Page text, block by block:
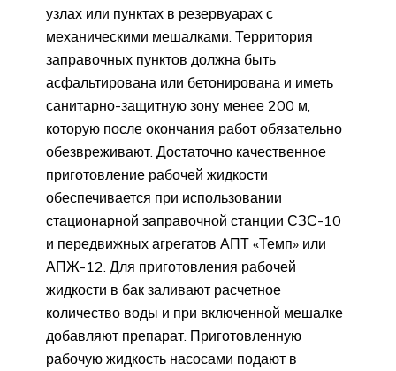
узлах или пунктах в резервуарах с
механическими мешалками. Территория
заправочных пунктов должна быть
асфальтирована или бетонирована и иметь
санитарно-защитную зону менее 200 м,
которую после окончания работ обязательно
обезвреживают. Достаточно качественное
приготовление рабочей жидкости
обеспечивается при использовании
стационарной заправочной станции СЗС-10
и передвижных агрегатов АПТ «Темп» или
АПЖ-12. Для приготовления рабочей
жидкости в бак заливают расчетное
количество воды и при включенной мешалке
добавляют препарат. Приготовленную
рабочую жидкость насосами подают в